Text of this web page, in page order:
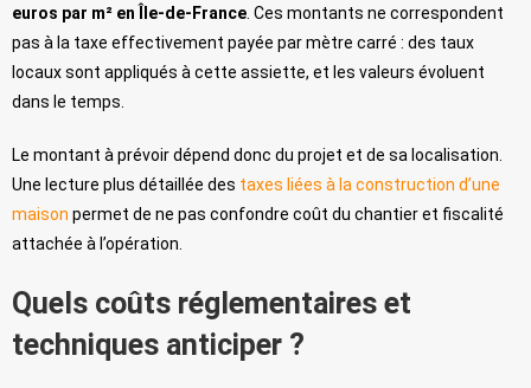
euros par m² en Île-de-France . Ces montants ne correspondent
pas à la taxe effectivement payée par mètre carré : des taux
locaux sont appliqués à cette assiette, et les valeurs évoluent
dans le temps.
Le montant à prévoir dépend donc du projet et de sa localisation.
Une lecture plus détaillée des taxes liées à la construction d’une
maison permet de ne pas confondre coût du chantier et fiscalité
attachée à l’opération.
Quels coûts réglementaires et
techniques anticiper ?